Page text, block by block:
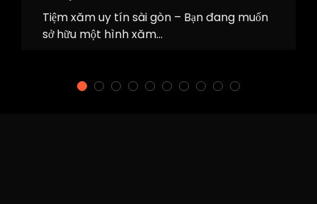
Tiệm xăm uy tín sài gòn – Bạn đang muốn
sở hữu một hình xăm...